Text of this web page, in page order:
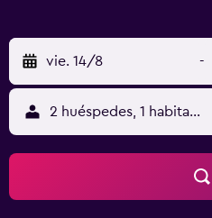
vie. 14/8 -
2 huéspedes, 1 habitación